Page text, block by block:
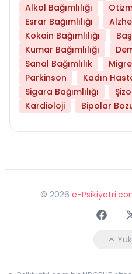
Alkol Bağımlılığı
Esrar Bağımlılığı
Kokain Bağımlılığı
Kumar Bağımlılığı
Sanal Bağımlılık
Parkinson
Kadın
Sigara Bağımlılığı
Kardioloji
Bipolar
© 2026 e-